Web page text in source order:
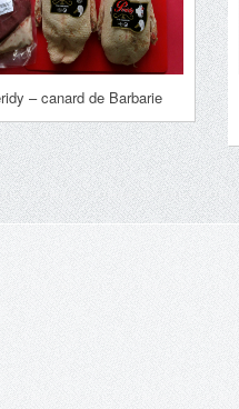
– canard de Barbarie